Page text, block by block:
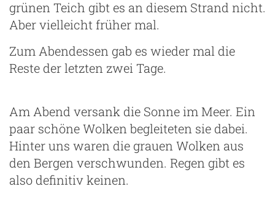
grünen Teich gibt es an diesem Strand nicht.
Aber vielleicht früher mal.
Zum Abendessen gab es wieder mal die
Reste der letzten zwei Tage.
Am Abend versank die Sonne im Meer. Ein
paar schöne Wolken begleiteten sie dabei.
Hinter uns waren die grauen Wolken aus
den Bergen verschwunden. Regen gibt es
also definitiv keinen.